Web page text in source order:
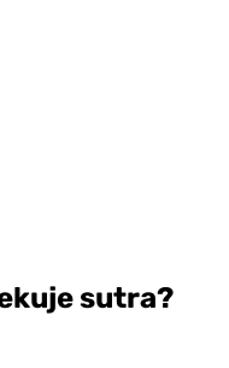
sutra?